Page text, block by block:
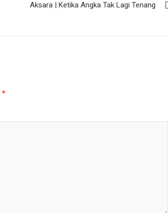
Aksara | Ketika Angka Tak Lagi Tenang
*